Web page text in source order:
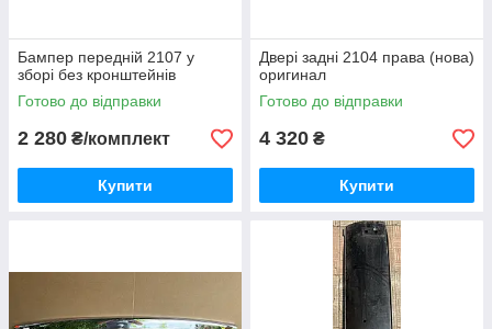
Бампер передній 2107 у
зборі без кронштейнів
Готово до відправки
2 280 ₴/комплект
Купити
Двері задні 2104 права (нова)
оригинал
Готово до відправки
4 320 ₴
Купити